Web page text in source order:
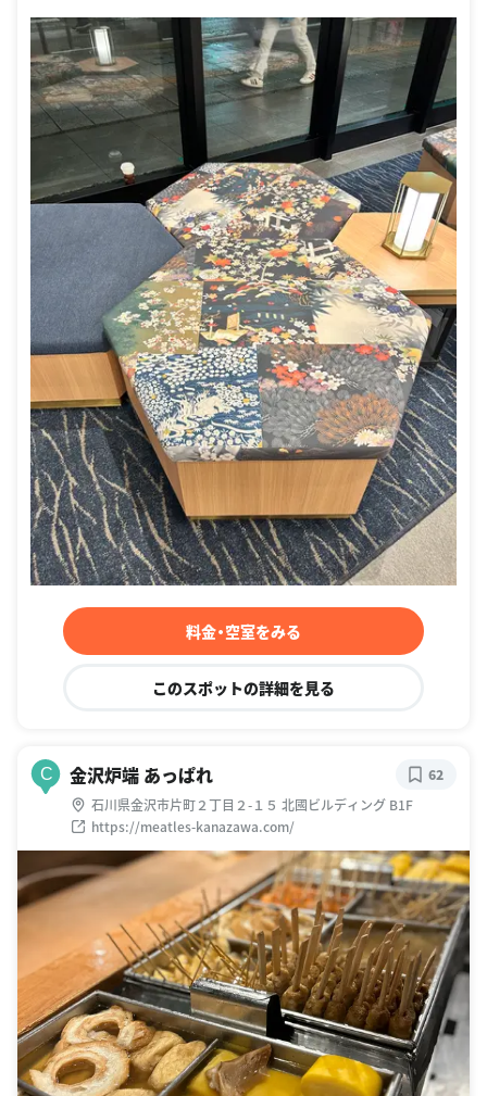
料金・空室をみる
このスポットの詳細を見る
C 金沢炉端 あっぱれ
石川県金沢市片町２丁目２-１５ 北國ビルディング B1F
https://meatles-kanazawa.com/
62